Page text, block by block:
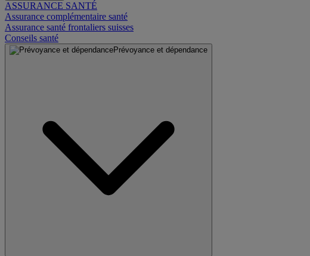
ASSURANCE SANTÉ
Assurance complémentaire santé
Assurance santé frontaliers suisses
Conseils santé
Prévoyance et dépendance